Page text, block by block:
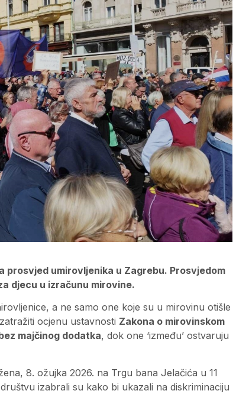
prosvjed umirovljenika u Zagrebu. Prosvjedom
djecu u izračunu mirovine.
a ne samo one koje su u mirovinu otišle
ocjenu ustavnosti Zakona o mirovinskom
majčinog dodatka, dok one ‘između’ ostvaruju
8. ožujka 2026. na Trgu bana Jelačića u 11
izabrali su kako bi ukazali na diskriminaciju